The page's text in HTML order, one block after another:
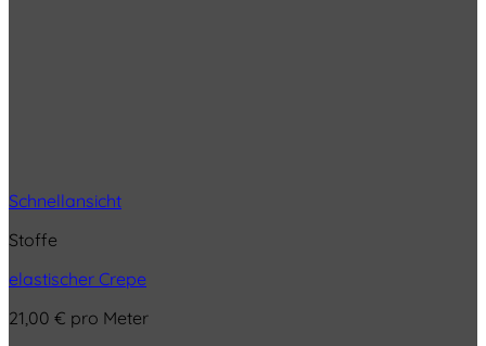
Schnellansicht
Stoffe
elastischer Crepe
21,00 € pro Meter